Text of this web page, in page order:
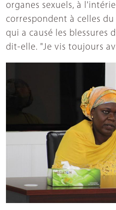
organes sexuels, à
correspondent à celles du
qui a causé les blessures
dit-elle. "Je vis toujours